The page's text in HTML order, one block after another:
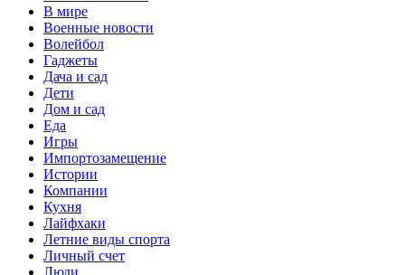
В мире
Военные новости
Волейбол
Гаджеты
Дача и сад
Дети
Дом и сад
Еда
Игры
Импортозамещение
Истории
Компании
Кухня
Лайфхаки
Летние виды спорта
Личный счет
Люди